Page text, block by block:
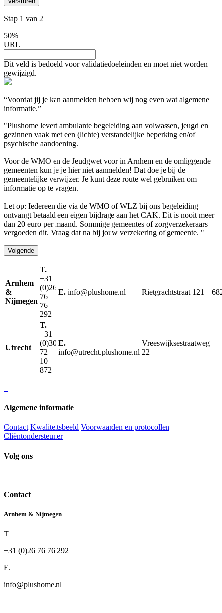
Stap 1 van 2
50%
URL
Dit veld is bedoeld voor validatiedoeleinden en moet niet worden
gewijzigd.
“Voordat jij je kan aanmelden hebben wij nog even wat algemene
informatie.”
"Plushome levert ambulante begeleiding aan volwassen, jeugd en
gezinnen vaak met een (lichte) verstandelijke beperking en/of
psychische aandoening.
Voor de WMO en de Jeudgwet voor in Arnhem en de omliggende
gemeenten kun je je hier niet aanmelden! Dat doe je bij de
gemeentelijke verwijzer. Je kunt deze route wel gebruiken om
informatie op te vragen.
Let op: Iedereen die via de WMO of WLZ bij ons begeleiding
ontvangt betaald een eigen bijdrage aan het CAK. Dit is nooit meer
dan 20 euro per maand. Sommige gemeentes of zorgverzekeraars
vergoeden dit. Vraag dat na bij jouw verzekering of gemeente. "
Volgende
Arnhem
&
Nijmegen
T.
+31
(0)26
76
76
292
E. info@plushome.nl Rietgrachtstraat 121
Utrecht
T.
+31
(0)30
72
10
872
E.
info@utrecht.plushome.nl
Vreeswijksestraatweg
22
Algemene informatie
Contact Kwaliteitsbeeld Voorwaarden en protocollen
Cliëntondersteuner
Volg ons
Contact
Arnhem & Nijmegen
T.
+31 (0)26 76 76 292
E.
info@plushome.nl